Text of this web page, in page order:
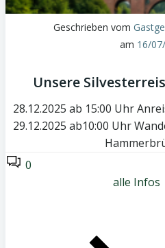
Geschrieben vom
am 16/
Unsere
28.12.2025 ab 15:00 Uhr
29.12.2025 ab10:00 Uhr
0
alle Infos